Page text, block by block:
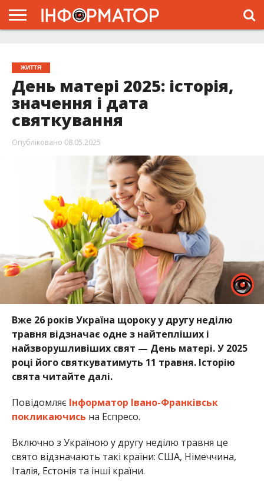
ЖИТТЯ
День матері 2025: історія,
значення і дата
святкування
Опубліковано 08.05.2025
Вже 26 років Україна щороку у другу неділю
травня відзначає одне з найтепліших і
найзворушливіших свят — День матері. У 2025
році його святкуватимуть 11 травня. Історію
свята читайте далі.
Повідомляє Інформатор Івано-Франківськ
покликаючись на Еспресо.
Включно з Україною у другу неділю травня це
свято відзначають такі країни: США, Німеччина,
Італія, Естонія та інші країни.